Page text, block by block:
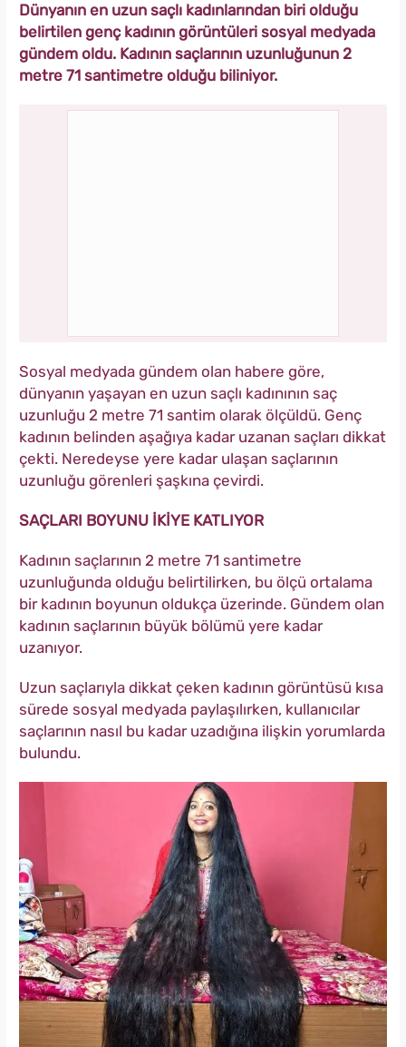
Dünyanın en uzun saçlı kadınlarından biri olduğu
belirtilen genç kadının görüntüleri sosyal medyada
gündem oldu. Kadının saçlarının uzunluğunun 2
metre 71 santimetre olduğu biliniyor.
Sosyal medyada gündem olan habere göre,
dünyanın yaşayan en uzun saçlı kadınının saç
uzunluğu 2 metre 71 santim olarak ölçüldü. Genç
kadının belinden aşağıya kadar uzanan saçları dikkat
çekti. Neredeyse yere kadar ulaşan saçlarının
uzunluğu görenleri şaşkına çevirdi.
SAÇLARI BOYUNU İKİYE KATLIYOR
Kadının saçlarının 2 metre 71 santimetre
uzunluğunda olduğu belirtilirken, bu ölçü ortalama
bir kadının boyunun oldukça üzerinde. Gündem olan
kadının saçlarının büyük bölümü yere kadar
uzanıyor.
Uzun saçlarıyla dikkat çeken kadının görüntüsü kısa
sürede sosyal medyada paylaşılırken, kullanıcılar
saçlarının nasıl bu kadar uzadığına ilişkin yorumlarda
bulundu.